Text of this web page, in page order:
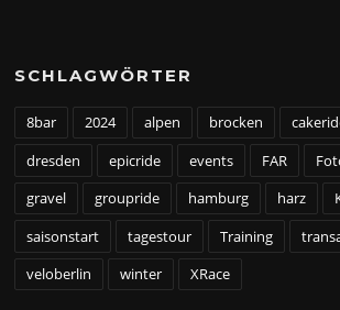
SCHLAGWÖRTER
8bar 2024 alpen brocken
dresden
epicride events FAR
gravel
groupride hamburg harz
saisonstart
tagestour Training
veloberlin
winter XRace